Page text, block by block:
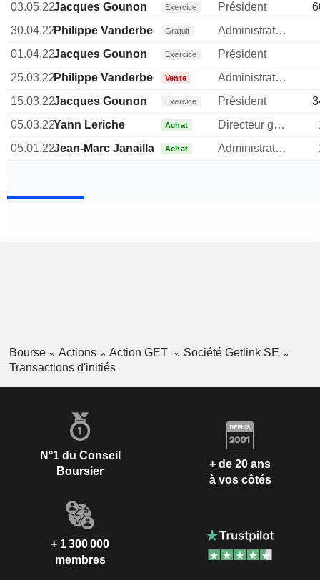
03.05.22Jacques Gounon Exercice Président
30.04.22Philippe Vanderbec Gratuit
Administrateur
01.04.22Jacques Gounon Exercice
Président
25.03.22Philippe Vanderbec Vente
Administrateur
15.03.22Jacques Gounon Exercice Président
05.03.22Yann Leriche Achat Directeur general
05.01.22Jean-Marc Janaillac Achat Administrateur
Bourse Actions Action GET
Société Getlink SE
Transactions d'initiés
N°1 du Conseil
Boursier
+ de 20 ans
à vos côtés
+ 1 300 000
membres